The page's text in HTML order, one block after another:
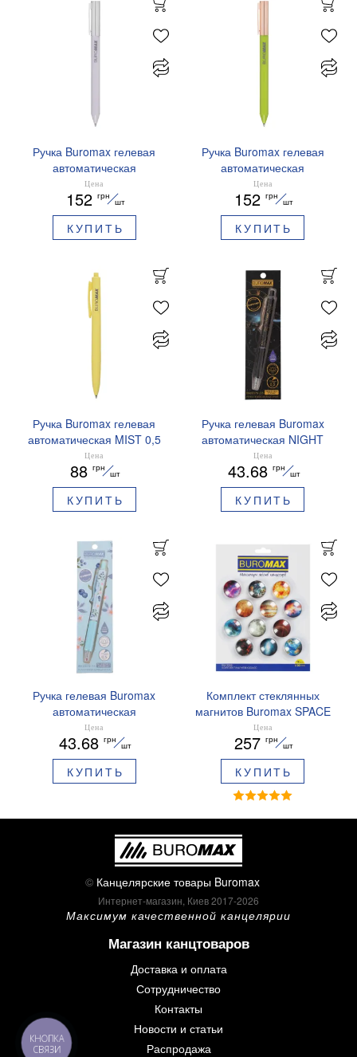
Ручка Buromax гелевая
автоматическая
PRESTIGE SILVER 0,5 мм
синие чернила BM.83102
Цена
152 грн
шт
КУПИТЬ
Ручка Buromax гелевая
автоматическая
PRESTIGE GOLD 0,5 мм
синие чернила BM.83101
Цена
152 грн
шт
КУПИТЬ
Ручка Buromax гелевая
автоматическая MIST 0,5
мм синие чернила
BM.83103
Цена
88 грн
шт
КУПИТЬ
Ручка гелевая Buromax
автоматическая NIGHT
SKY ZODIAC 0.5 мм
ароматизированный грипп
синие чернила BM.8379-
01
Цена
43.68 грн
шт
КУПИТЬ
Ручка гелевая Buromax
автоматическая
ARABESKI 0.5 мм
ароматизированный грипп
синие чернила в блистере
BM.8379-02
Цена
43.68 грн
шт
КУПИТЬ
Комплект стеклянных
магнитов Buromax SPACE
12 шт 30 мм BM.0048
Цена
257 грн
шт
КУПИТЬ
© Канцелярские товары Buromax
Интернет-магазин, Киев 2017-2026
Максимум качественной канцелярии
Магазин канцтоваров
Доставка и оплата
Сотрудничество
Контакты
Новости и статьи
Распродажа
КНОПКА
СВЯЗИ